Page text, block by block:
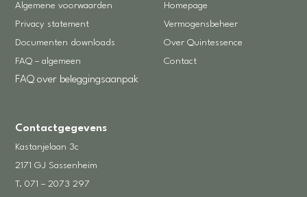
Algemene voorwaarden
Privacy statement
Documenten downloads
FAQ – algemeen
FAQ over beleggingsaanpak
Homepage
Vermogensbeheer
Over Quintessence
Contact
Contactgegevens
Kastanjelaan 3c
2171 GJ Sassenheim
T.071 – 2073 297